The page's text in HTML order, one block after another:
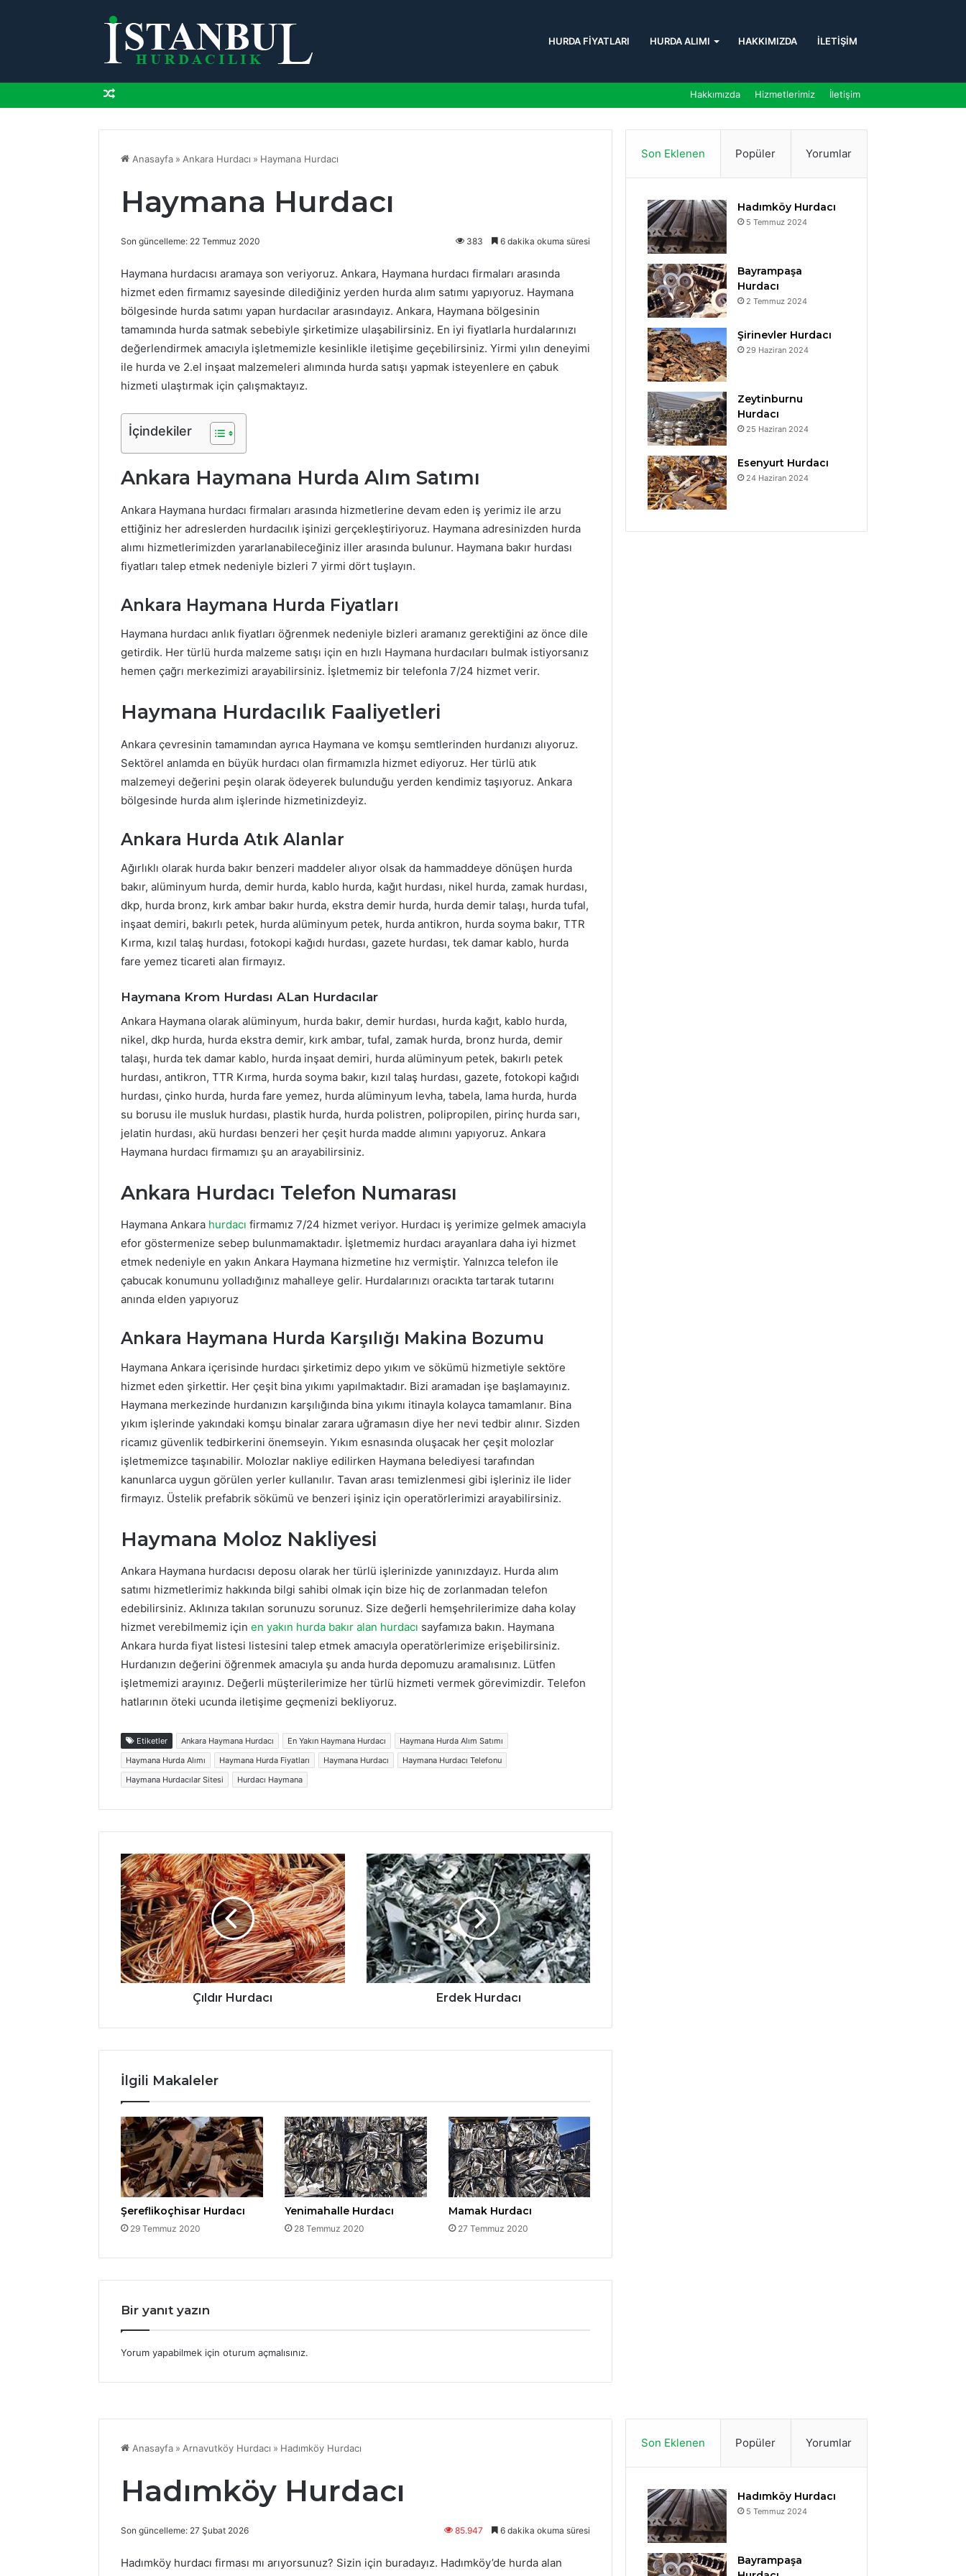
HURDA FIYATLARI HURDA ALIMI HAKKIMIZDA İLETIŞIM
Rastgele
Hakkımızda Hizmetlerimiz İletişim
Anasayfa » Ankara Hurdacı » Haymana Hurdacı
Haymana Hurdacı
Son güncelleme: 22 Temmuz 2020 383 6 dakika okuma süresi
Haymana hurdacısı aramaya son veriyoruz. Ankara, Haymana hurdacı firmaları arasında
hizmet eden firmamız sayesinde dilediğiniz yerden hurda alım satımı yapıyoruz. Haymana
bölgesinde hurda satımı yapan hurdacılar arasındayız. Ankara, Haymana bölgesinin
tamamında hurda satmak sebebiyle şirketimize ulaşabilirsiniz. En iyi fiyatlarla hurdalarınızı
değerlendirmek amacıyla işletmemizle kesinlikle iletişime geçebilirsiniz. Yirmi yılın deneyimi
ile hurda ve 2.el inşaat malzemeleri alımında hurda satışı yapmak isteyenlere en çabuk
hizmeti ulaştırmak için çalışmaktayız.
İçindekiler
Ankara Haymana Hurda Alım Satımı
Ankara Haymana hurdacı firmaları arasında hizmetlerine devam eden iş yerimiz ile arzu
ettiğiniz her adreslerden hurdacılık işinizi gerçekleştiriyoruz. Haymana adresinizden hurda
alımı hizmetlerimizden yararlanabileceğiniz iller arasında bulunur. Haymana bakır hurdası
fiyatları talep etmek nedeniyle bizleri 7 yirmi dört tuşlayın.
Ankara Haymana Hurda Fiyatları
Haymana hurdacı anlık fiyatları öğrenmek nedeniyle bizleri aramanız gerektiğini az önce dile
getirdik. Her türlü hurda malzeme satışı için en hızlı Haymana hurdacıları bulmak istiyorsanız
hemen çağrı merkezimizi arayabilirsiniz. İşletmemiz bir telefonla 7/24 hizmet verir.
Haymana Hurdacılık Faaliyetleri
Ankara çevresinin tamamından ayrıca Haymana ve komşu semtlerinden hurdanızı alıyoruz.
Sektörel anlamda en büyük hurdacı olan firmamızla hizmet ediyoruz. Her türlü atık
malzemeyi değerini peşin olarak ödeyerek bulunduğu yerden kendimiz taşıyoruz. Ankara
bölgesinde hurda alım işlerinde hizmetinizdeyiz.
Ankara Hurda Atık Alanlar
Ağırlıklı olarak hurda bakır benzeri maddeler alıyor olsak da hammaddeye dönüşen hurda
bakır, alüminyum hurda, demir hurda, kablo hurda, kağıt hurdası, nikel hurda, zamak hurdası,
dkp, hurda bronz, kırk ambar bakır hurda, ekstra demir hurda, hurda demir talaşı, hurda tufal,
inşaat demiri, bakırlı petek, hurda alüminyum petek, hurda antikron, hurda soyma bakır, TTR
Kırma, kızıl talaş hurdası, fotokopi kağıdı hurdası, gazete hurdası, tek damar kablo, hurda
fare yemez ticareti alan firmayız.
Haymana Krom Hurdası ALan Hurdacılar
Ankara Haymana olarak alüminyum, hurda bakır, demir hurdası, hurda kağıt, kablo hurda,
nikel, dkp hurda, hurda ekstra demir, kırk ambar, tufal, zamak hurda, bronz hurda, demir
talaşı, hurda tek damar kablo, hurda inşaat demiri, hurda alüminyum petek, bakırlı petek
hurdası, antikron, TTR Kırma, hurda soyma bakır, kızıl talaş hurdası, gazete, fotokopi kağıdı
hurdası, çinko hurda, hurda fare yemez, hurda alüminyum levha, tabela, lama hurda, hurda
su borusu ile musluk hurdası, plastik hurda, hurda polistren, polipropilen, pirinç hurda sarı,
jelatin hurdası, akü hurdası benzeri her çeşit hurda madde alımını yapıyoruz. Ankara
Haymana hurdacı firmamızı şu an arayabilirsiniz.
Ankara Hurdacı Telefon Numarası
Haymana Ankara hurdacı firmamız 7/24 hizmet veriyor. Hurdacı iş yerimize gelmek amacıyla
efor göstermenize sebep bulunmamaktadır. İşletmemiz hurdacı arayanlara daha iyi hizmet
etmek nedeniyle en yakın Ankara Haymana hizmetine hız vermiştir. Yalnızca telefon ile
çabucak konumunu yolladığınız mahalleye gelir. Hurdalarınızı oracıkta tartarak tutarını
anında elden yapıyoruz
Ankara Haymana Hurda Karşılığı Makina Bozumu
Haymana Ankara içerisinde hurdacı şirketimiz depo yıkım ve sökümü hizmetiyle sektöre
hizmet eden şirkettir. Her çeşit bina yıkımı yapılmaktadır. Bizi aramadan işe başlamayınız.
Haymana merkezinde hurdanızın karşılığında bina yıkımı itinayla kolayca tamamlanır. Bina
yıkım işlerinde yakındaki komşu binalar zarara uğramasın diye her nevi tedbir alınır. Sizden
ricamız güvenlik tedbirkerini önemseyin. Yıkım esnasında oluşacak her çeşit molozlar
işletmemizce taşınabilir. Molozlar nakliye edilirken Haymana belediyesi tarafından
kanunlarca uygun görülen yerler kullanılır. Tavan arası temizlenmesi gibi işleriniz ile lider
firmayız. Üstelik prefabrik sökümü ve benzeri işiniz için operatörlerimizi arayabilirsiniz.
Haymana Moloz Nakliyesi
Ankara Haymana hurdacısı deposu olarak her türlü işlerinizde yanınızdayız. Hurda alım
satımı hizmetlerimiz hakkında bilgi sahibi olmak için bize hiç de zorlanmadan telefon
edebilirsiniz. Aklınıza takılan sorunuzu sorunuz. Size değerli hemşehrilerimize daha kolay
hizmet verebilmemiz için en yakın hurda bakır alan hurdacı sayfamıza bakın. Haymana
Ankara hurda fiyat listesi listesini talep etmek amacıyla operatörlerimize erişebilirsiniz.
Hurdanızın değerini öğrenmek amacıyla şu anda hurda depomuzu aramalısınız. Lütfen
işletmemizi arayınız. Değerli müşterilerimize her türlü hizmeti vermek görevimizdir. Telefon
hatlarının öteki ucunda iletişime geçmenizi bekliyoruz.
Etiketler Ankara Haymana Hurdacı En Yakın Haymana Hurdacı
Haymana Hurda Alım Satımı
Haymana Hurda Alımı
Haymana Hurda Fiyatları Haymana Hurdacı
Haymana Hurdacı Telefonu
Haymana Hurdacılar Sitesi
Hurdacı Haymana
Çıldır Hurdacı Erdek Hurdacı
İlgili Makaleler
Şereflikoçhisar Hurdacı
29 Temmuz 2020
Yenimahalle Hurdacı
28 Temmuz 2020
Mamak Hurdacı
27 Temmuz 2020
Bir yanıt yazın
Yorum yapabilmek için oturum açmalısınız.
Son Eklenen Popüler Yorumlar
Hadımköy Hurdacı
5 Temmuz 2024
Bayrampaşa
Hurdacı
2 Temmuz 2024
Şirinevler Hurdacı
29 Haziran 2024
Zeytinburnu
Hurdacı
25 Haziran 2024
Esenyurt Hurdacı
24 Haziran 2024